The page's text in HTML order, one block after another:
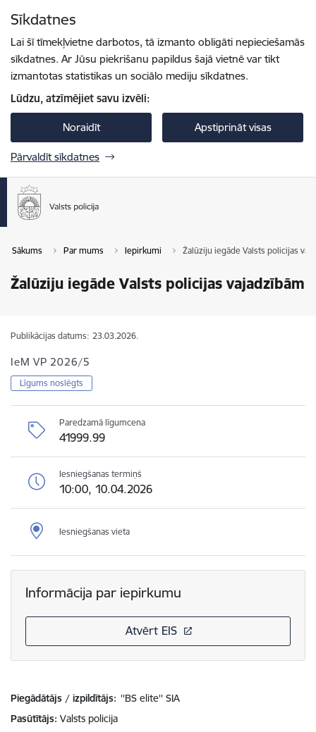
Sīkdatnes
Lai šī tīmekļvietne darbotos, tā izmanto obligāti nepieciešamās
sīkdatnes. Ar Jūsu piekrišanu papildus šajā vietnē var tikt
izmantotas statistikas un sociālo mediju sīkdatnes.
Lūdzu, atzīmējiet savu izvēli:
Noraidīt Apstiprināt visas
Pārvaldīt sīkdatnes
Sākums Par mums Iepirkumi Žalūziju iegāde Valsts policijas
Žalūziju iegāde Valsts policijas vajadzībām
Publikācijas datums: 23.03.2026.
IeM VP 2026/5
Līgums noslēgts
Paredzamā līgumcena
41999.99
Iesniegšanas termiņš
10:00, 10.04.2026
Iesniegšanas vieta
Informācija par iepirkumu
Atvērt EIS
Piegādātājs / izpildītājs: ''BS elite'' SIA
Pasūtītājs Valsts policija